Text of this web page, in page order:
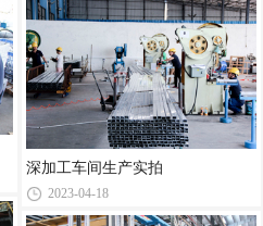
深加工车间生产实拍
2023-04-18